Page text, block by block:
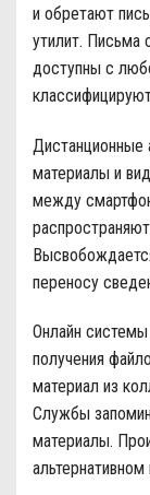
и обретают
утилит. Письма
доступны с
Дистанционные
материалы и
между
переносу
Онлайн
получения
материал из
Службы
материалы.